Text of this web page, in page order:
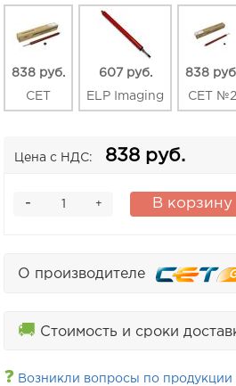
838 руб.
CET
607 руб.
ELP Imaging
838
CET №2
Цена с НДС: 838 руб.
+
- В корзину
О производителе
🚚 Стоимость и сроки
❓ Возникли вопросы по продукции